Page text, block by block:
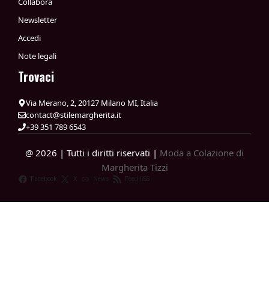
Newsletter
Accedi
Note legali
Trovaci
Via Merano, 2, 20127 Milano MI, Italia
contact@stilemargherita.it
+39 351 789 6543
@ 2026 | Tutti i diritti riservati | Moda a Colazione di
Margherita Tizzi
Facebook X News Feed RSS